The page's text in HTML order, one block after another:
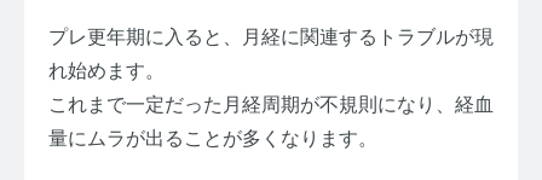
プレ更年期に入ると、月経に関連するトラブルが現
れ始めます。
これまで一定だった月経周期が不規則になり、経血
量にムラが出ることが多くなります。